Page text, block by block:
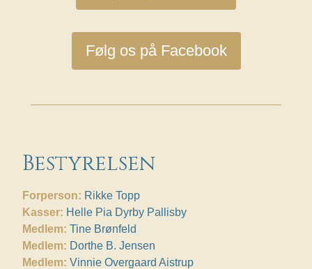
Følg os på Facebook
Bestyrelsen
Forperson: Rikke Topp
Kasser: Helle Pia Dyrby Pallisby
Medlem: Tine Brønfeld
Medlem: Dorthe B. Jensen
Medlem: Vinnie Overgaard Aistrup